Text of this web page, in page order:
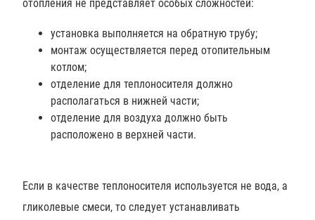
отопления не представляет особых сложностей:
установка выполняется на обратную трубу;
монтаж осуществляется перед отопительным
котлом;
отделение для теплоносителя должно
располагаться в нижней части;
отделение для воздуха должно быть
расположено в верхней части.
Если в качестве теплоносителя используется не вода, а
гликолевые смеси, то следует устанавливать